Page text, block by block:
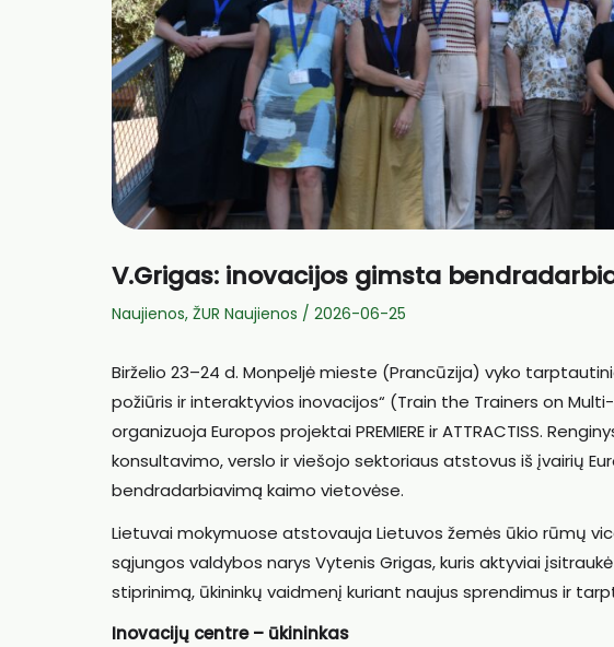
V.Grigas: inovacijos gimsta
Naujienos, ŽUR Naujienos / 2026-06-25
Birželio 23–24 d. Monpeljė mieste (Prancūzija) vyko
požiūris ir interaktyvios inovacijos“ (Train the Trainers on
organizuoja Europos projektai PREMIERE ir ATTRACTISS.
konsultavimo, verslo ir viešojo sektoriaus atstovus iš įvairių
bendradarbiavimą kaimo vietovėse.
Lietuvai mokymuose atstovauja Lietuvos žemės ūkio rūmų
sąjungos valdybos narys Vytenis Grigas, kuris aktyviai
stiprinimą, ūkininkų vaidmenį kuriant naujus sprendimus ir
Inovacijų centre – ūkininkas